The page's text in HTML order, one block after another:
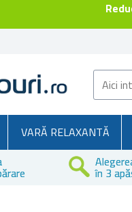
VARĂ RELAXANTĂ
în 3